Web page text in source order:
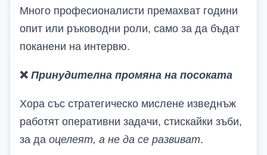
Много професионалисти премахват години
опит или ръководни роли, само за да бъдат
поканени на интервю.
❌ Принудителна промяна на посоката
Хора със стратегическо мислене изведнъж
работят оперативни задачи, стискайки зъби,
за да оцелеят, а не да се развиват.